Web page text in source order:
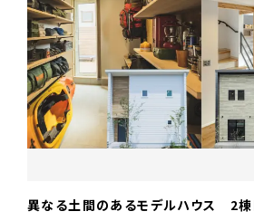
異なる土間のあるモデルハウス 2